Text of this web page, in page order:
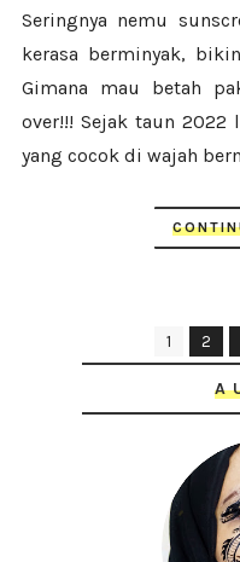
Seringnya nemu
kerasa berminyak,
Gimana mau betah
over!!! Sejak taun 2022
yang cocok di wajah
1 2